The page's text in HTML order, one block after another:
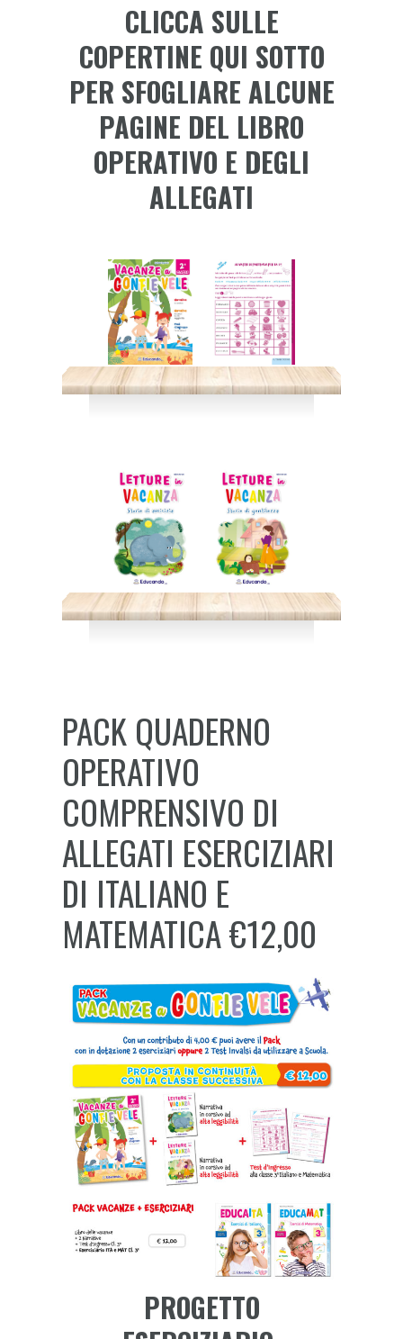
CLICCA SULLE
COPERTINE QUI SOTTO
PER SFOGLIARE ALCUNE
PAGINE DEL LIBRO
OPERATIVO E DEGLI
ALLEGATI
PACK QUADERNO
OPERATIVO
COMPRENSIVO DI
ALLEGATI ESERCIZIARI
DI ITALIANO E
MATEMATICA €12,00
PROGETTO